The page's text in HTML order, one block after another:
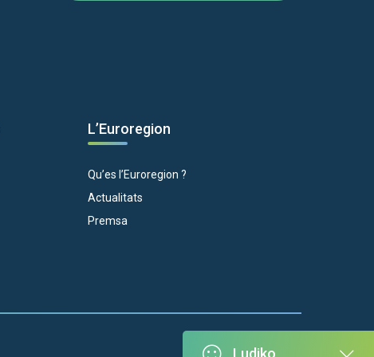
L’Euroregion
Qu’es l’Euroregion ?
Actualitats
Premsa
Ludiko